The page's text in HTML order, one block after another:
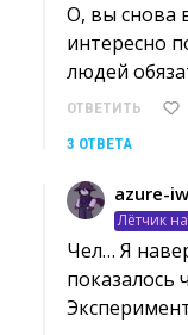
О, вы снова
интересно
людей
ОТВЕТИТЬ
3 ОТВЕТА
azure-
Лётчик
Чел… Я
показалось